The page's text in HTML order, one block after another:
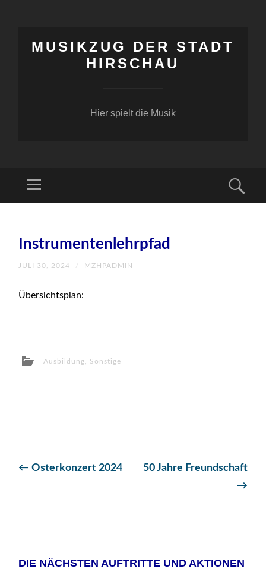
MUSIKZUG DER STADT
HIRSCHAU
Hier spielt die Musik
Menü
SPRINGENInstrumentenlehrpfad
JULI 30, 2024 / MZHPADMIN
Übersichtsplan:
Ausbildung Sonstige
Beitragsnavigation
← Osterkonzert 2024
50 Jahre Freundschaft
→
DIE NÄCHSTEN AUFTRITTE UND AKTIONEN